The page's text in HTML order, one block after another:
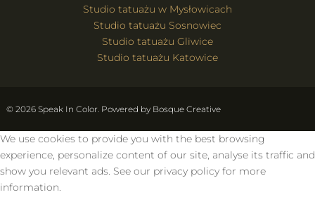
Studio tatuażu w Mysłowicach
Studio tatuażu Sosnowiec
Studio tatuażu Gliwice
Studio tatuażu Katowice
© 2026 Speak In Color. Powered by Bosque Creative
We use cookies to provide you with the best browsing
experience, personalize content of our site, analyse its traffic and
show you relevant ads. See our privacy policy for more
information.